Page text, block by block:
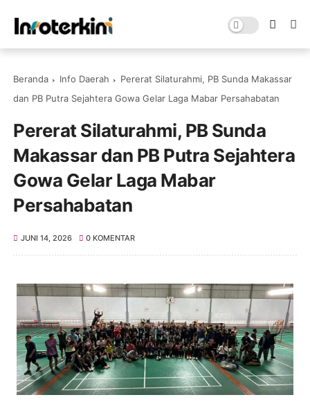
Beranda Info Daerah
Pererat Silaturahmi, PB Sunda Makassar
dan PB Putra Sejahtera Gowa Gelar Laga Mabar Persahabatan
Pererat Silaturahmi, PB Sunda
Makassar dan PB Putra Sejahtera
Gowa Gelar Laga Mabar
Persahabatan
JUNI 14, 2026 0 KOMENTAR